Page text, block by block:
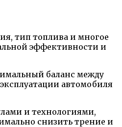
тип топлива и многое
эффективности и
баланс между
автомобиля
и технологиями,
снизить трение и